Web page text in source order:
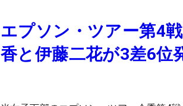
エプソン・ツアー第4
香と伊藤二花が3差6位